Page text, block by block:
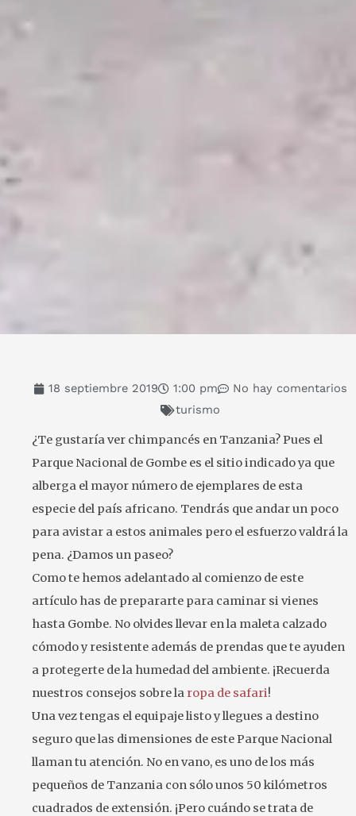
18 septiembre 2019 1:00 pm
No hay comentarios
turismo
¿Te gustaría ver chimpancés en Tanzania? Pues el
Parque Nacional de Gombe es el sitio indicado ya que
alberga el mayor número de ejemplares de esta
especie del país africano. Tendrás que andar un poco
para avistar a estos animales pero el esfuerzo valdrá la
pena. ¿Damos un paseo?
Como te hemos adelantado al comienzo de este
artículo has de prepararte para caminar si vienes
hasta Gombe. No olvides llevar en la maleta calzado
cómodo y resistente además de prendas que te ayuden
a protegerte de la humedad del ambiente. ¡Recuerda
nuestros consejos sobre la ropa de safari!
Una vez tengas el equipaje listo y llegues a destino
seguro que las dimensiones de este Parque Nacional
llaman tu atención. No en vano, es uno de los más
pequeños de Tanzania con sólo unos 50 kilómetros
cuadrados de extensión. ¡Pero cuándo se trata de